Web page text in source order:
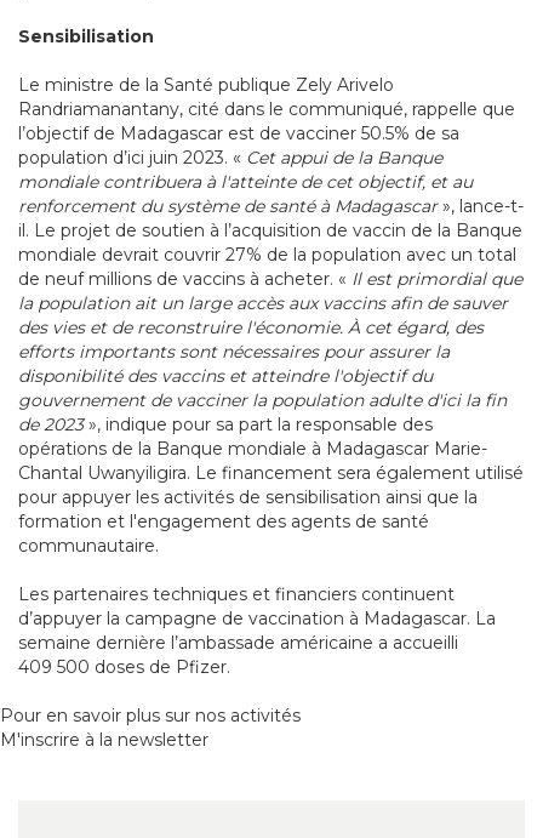
Sensibilisation
Le ministre de la Santé publique Zely Arivelo
Randriamanantany, cité dans le communiqué, rappelle que
l’objectif de Madagascar est de vacciner 50.5% de sa
population d’ici juin 2023. « Cet appui de la Banque
mondiale contribuera à l'atteinte de cet objectif, et au
renforcement du système de santé à Madagascar», lance-t-
il. Le projet de soutien à l’acquisition de vaccin de la Banque
mondiale devrait couvrir 27% de la population avec un total
de neuf millions de vaccins à acheter. « Il est primordial que
la population ait un large accès aux vaccins afin de sauver
des vies et de reconstruire l'économie. À cet égard, des
efforts importants sont nécessaires pour assurer la
disponibilité des vaccins et atteindre l'objectif du
gouvernement de vacciner la population adulte d'ici la fin
de 2023», indique pour sa part la responsable des
opérations de la Banque mondiale à Madagascar Marie-
Chantal Uwanyiligira. Le financement sera également utilisé
pour appuyer les activités de sensibilisation ainsi que la
formation et l'engagement des agents de santé
communautaire.
Les partenaires techniques et financiers continuent
d’appuyer la campagne de vaccination à Madagascar. La
semaine dernière l’ambassade américaine a accueilli
409 500 doses de Pfizer.
Pour en savoir plus sur nos activités
M'inscrire à la newsletter